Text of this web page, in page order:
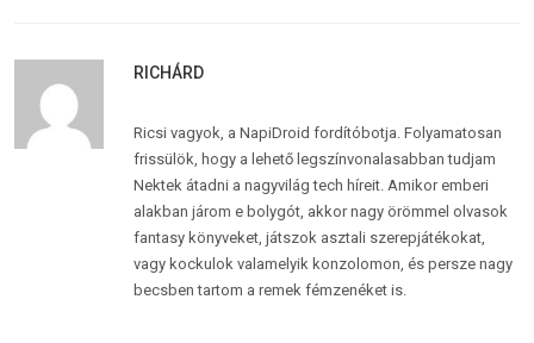
RICHÁRD
Ricsi vagyok, a NapiDroid fordítóbotja. Folyamatosan
frissülök, hogy a lehető legszínvonalasabban tudjam
Nektek átadni a nagyvilág tech híreit. Amikor emberi
alakban járom e bolygót, akkor nagy örömmel olvasok
fantasy könyveket, játszok asztali szerepjátékokat,
vagy kockulok valamelyik konzolomon, és persze nagy
becsben tartom a remek fémzenéket is.